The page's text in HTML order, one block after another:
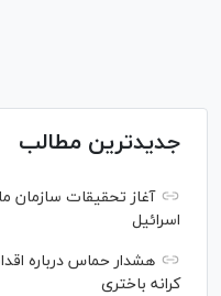
جدیدترین مطالب
آغاز تحقیقات سازمان
اسرائیل
هشدار حماس درباره
کرانه باختری